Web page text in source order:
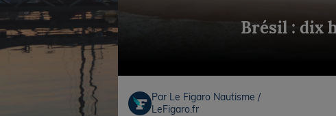
Brésil : dix
Par Le Figaro Nautisme /
LeFigaro.fr